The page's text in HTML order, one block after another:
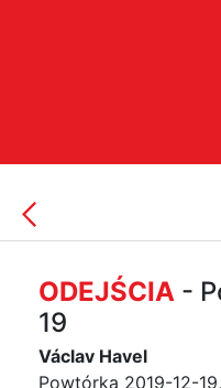
ODEJŚCIA -
19
Václav Havel
Powtórka 2019-12-